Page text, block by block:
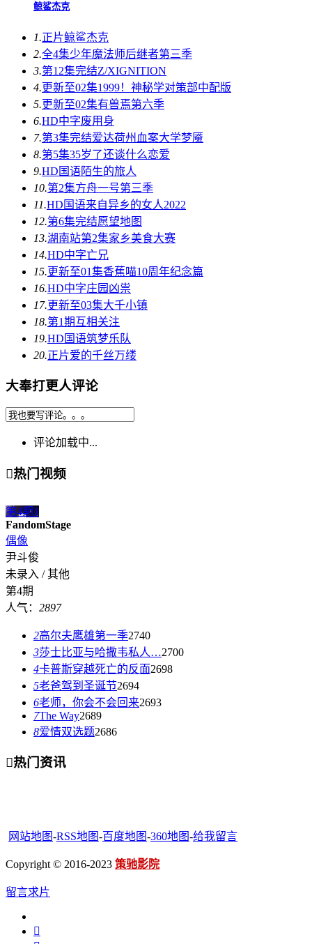
鲸鲨杰克
1.正片鲸鲨杰克
2.全4集少年魔法师后继者第三季
3.第12集完结Z/XIGNITION
4.更新至02集1999！神秘学对策部中配版
5.更新至02集有兽焉第六季
6.HD中字废用身
7.第3集完结爱达荷州血案大学梦魇
8.第5集35岁了还谈什么恋爱
9.HD国语陌生的旅人
10.第2集方舟一号第三季
11.HD国语来自异乡的女人2022
12.第6集完结愿望地图
13.湖南站第2集家乡美食大赛
14.HD中字亡兄
15.更新至01集香蕉喵10周年纪念篇
16.HD中字庄园凶祟
17.更新至03集大千小镇
18.第1期互相关注
19.HD国语筑梦乐队
20.正片爱的千丝万缕
大奉打更人评论
评论加载中...
热门视频
第4期1
FandomStage
偶像
尹斗俊
未录入 / 其他
第4期
人气： 2897
2高尔夫鹰雄第一季2740
3莎士比亚与哈撒韦私人…2700
4卡普斯穿越死亡的反面2698
5老爸驾到圣诞节2694
6老师，你会不会回来2693
7The Way2689
8爱情双选题2686
热门资讯
网站地图-RSS地图-百度地图-360地图-给我留言
Copyright © 2016-2023 策驰影院
留言求片
